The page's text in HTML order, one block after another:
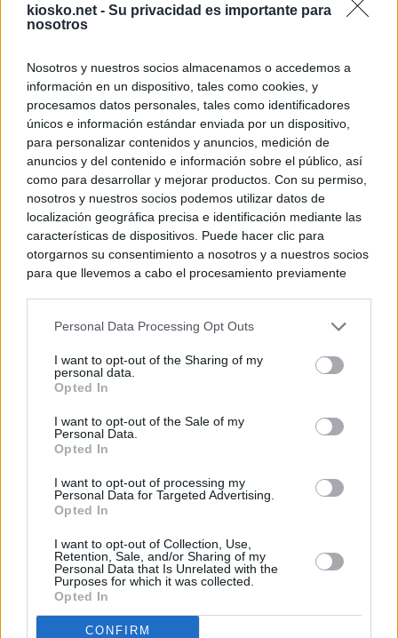
kiosko.net - Su privacidad es importante para
nosotros
Nosotros y nuestros socios almacenamos o accedemos a
información en un dispositivo, tales como cookies, y
procesamos datos personales, tales como identificadores
únicos e información estándar enviada por un dispositivo,
para personalizar contenidos y anuncios, medición de
anuncios y del contenido e información sobre el público, así
como para desarrollar y mejorar productos. Con su permiso,
nosotros y nuestros socios podemos utilizar datos de
localización geográfica precisa e identificación mediante las
características de dispositivos. Puede hacer clic para
otorgarnos su consentimiento a nosotros y a nuestros socios
para que llevemos a cabo el procesamiento previamente
negar su consentimiento. Tenga en cuenta que algún
de su consentimiento, pero usted tiene el derecho de
rechazar tal procesamiento. Sus preferencias se aplicarán
cualquier momento entrando de nuevo en este sitio web o
visitando nuestra política de privacidad.
Personal Data Processing Opt Outs
I want to opt-out of the Sharing of my
personal data.
Opted In
I want to opt-out of the Sale of my
Personal Data.
Opted In
I want to opt-out of processing my
Personal Data for Targeted Advertising.
Opted In
I want to opt-out of Collection, Use,
Retention, Sale, and/or Sharing of my
Personal Data that Is Unrelated with the
Purposes for which it was collected.
Opted In
CONFIRM